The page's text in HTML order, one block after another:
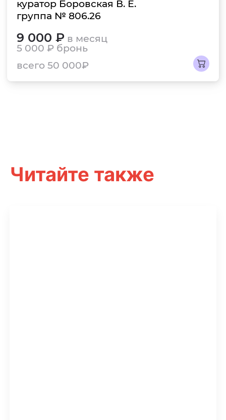
куратор Боровская В. Е.
группа № 806.26
9 000 ₽ в месяц
5 000 ₽ бронь
всего 50 000₽
Читайте также